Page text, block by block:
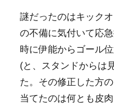
謎だったのはキック
の不備に気付いて応
時に伊能からゴール
(と、スタンドからは
た。その修正した方
当てたのは何とも皮